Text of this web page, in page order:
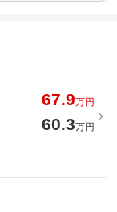
67.9万円
60.3万円